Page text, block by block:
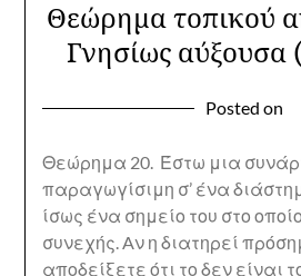
Θεώρημα τοπικού
Γνησίως αύξουσα
Posted on
Θεώρημα 20. Έστω μια
παραγωγίσιμη σ’ ένα
ίσως ένα σημείο του στο
συνεχής. Aν η διατηρεί
αποδείξετε ότι το δεν είναι